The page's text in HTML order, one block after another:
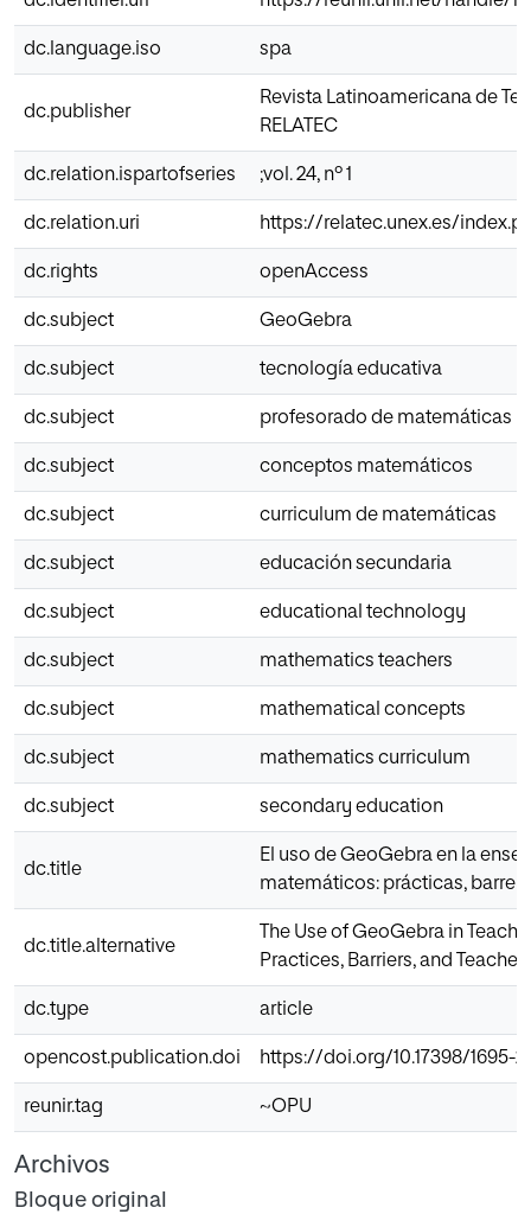
dc.language.iso spa
dc.publisher
Revista Latinoamericana de
RELATEC
dc.relation.ispartofseries ;vol. 24, nº 1
dc.relation.uri https://relatec.unex.es/
dc.rights openAccess
dc.subject GeoGebra
dc.subject tecnología educativa
dc.subject profesorado de matemáticas
dc.subject conceptos matemáticos
dc.subject curriculum de matemáticas
dc.subject educación secundaria
dc.subject educational technology
dc.subject mathematics teachers
dc.subject mathematical concepts
dc.subject mathematics curriculum
dc.subject secondary education
dc.title
El uso de GeoGebra en la
matemáticos: prácticas,
dc.title.alternative
The Use of GeoGebra in
Practices, Barriers, and
dc.type article
opencost.publication.doi https://doi.org/10.17398/1695-
reunir.tag ~OPU
Archivos
Bloque original